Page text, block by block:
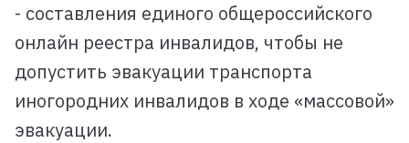
- составления единого общероссийского
онлайн реестра инвалидов, чтобы не
допустить эвакуации транспорта
иногородних инвалидов в ходе «массовой»
эвакуации.